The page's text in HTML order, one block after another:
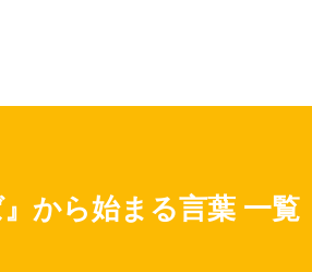
』から始まる言葉 一覧